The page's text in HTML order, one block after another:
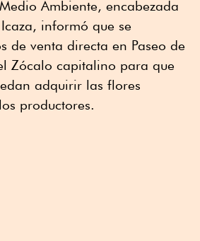
Ambiente, encabezada
informó que se
de venta directa en Paseo de
Zócalo capitalino para que
adquirir las flores
productores.